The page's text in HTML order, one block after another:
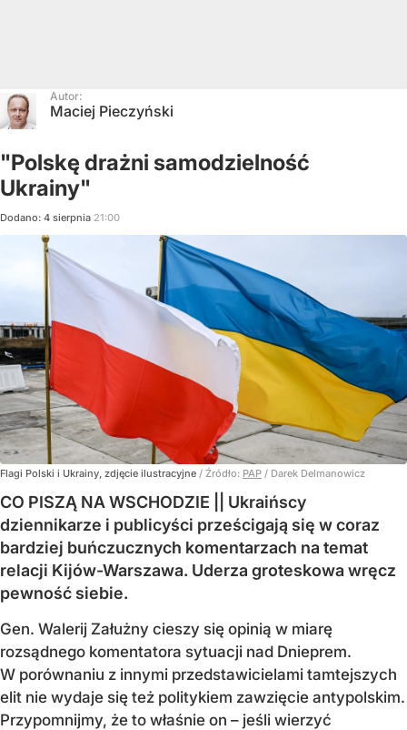
Autor:
Maciej Pieczyński
"Polskę drażni samodzielność
Ukrainy"
Dodano: 4 sierpnia 21:00
Flagi Polski i Ukrainy, zdjęcie ilustracyjne / Źródło: PAP / Darek Delmanowicz
CO PISZĄ NA WSCHODZIE || Ukraińscy
dziennikarze i publicyści prześcigają się w coraz
bardziej buńczucznych komentarzach na temat
relacji Kijów-Warszawa. Uderza groteskowa wręcz
pewność siebie.
Gen. Walerij Załużny cieszy się opinią w miarę
rozsądnego komentatora sytuacji nad Dnieprem.
W porównaniu z innymi przedstawicielami tamtejszych
elit nie wydaje się też politykiem zawzięcie antypolskim.
Przypomnijmy, że to właśnie on – jeśli wierzyć